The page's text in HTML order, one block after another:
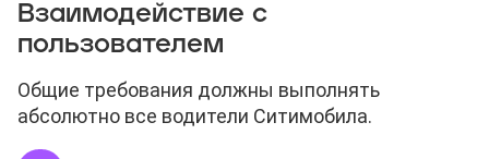
Взаимодействие с
пользователем
Общие требования должны выполнять
абсолютно все водители Ситимобила.